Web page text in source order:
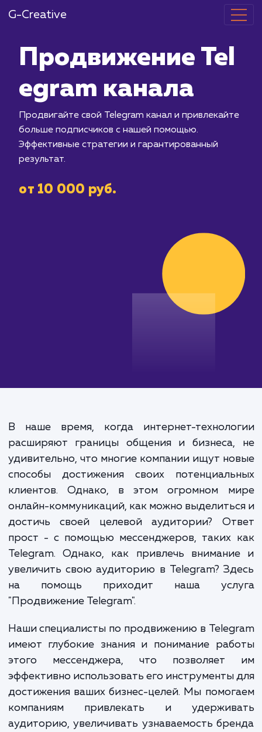
G-Creative
egram
Продвигайте свой Telegram канал и
больше подписчиков с нашей
Эффективные стратегии и
В наше время, когда интернет-
расширяют границы общения и
удивительно, что многие компании ищут
способы достижения своих
клиентов. Однако, в этом огромном
онлайн-коммуникаций, как можно
прост - с помощью мессенджеров, таких
увеличить свою аудиторию в Telegram?
на помощь приходит наша
"Продвижение Telegram".
Наши специалисты по продвижению в
имеют глубокие знания и понимание